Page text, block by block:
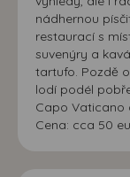
nádhernou
restaurací s
suvenýry a
tartufo. Pozdě
lodí podél
Capo Vaticano
Cena: cca 50